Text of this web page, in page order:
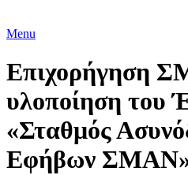
Menu
Επιχορήγηση
υλοποίηση του
«Σταθμός
Εφήβων ΣΜΑΝ»